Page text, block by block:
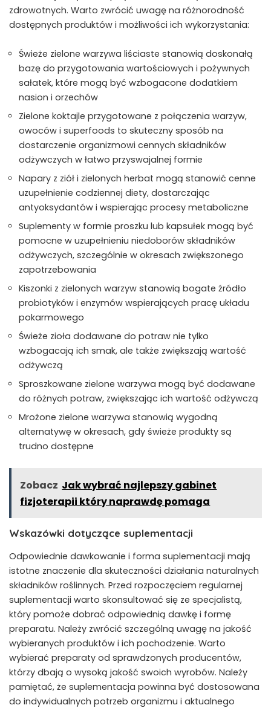
zdrowotnych. Warto zwrócić uwagę na różnorodność
dostępnych produktów i możliwości ich wykorzystania:
Świeże zielone warzywa liściaste stanowią doskonałą
bazę do przygotowania wartościowych i pożywnych
sałatek, które mogą być wzbogacone dodatkiem
nasion i orzechów
Zielone koktajle przygotowane z połączenia warzyw,
owoców i superfoods to skuteczny sposób na
dostarczenie organizmowi cennych składników
odżywczych w łatwo przyswajalnej formie
Napary z ziół i zielonych herbat mogą stanowić cenne
uzupełnienie codziennej diety, dostarczając
antyoksydantów i wspierając procesy metaboliczne
Suplementy w formie proszku lub kapsułek mogą być
pomocne w uzupełnieniu niedoborów składników
odżywczych, szczególnie w okresach zwiększonego
zapotrzebowania
Kiszonki z zielonych warzyw stanowią bogate źródło
probiotyków i enzymów wspierających pracę układu
pokarmowego
Świeże zioła dodawane do potraw nie tylko
wzbogacają ich smak, ale także zwiększają wartość
odżywczą
Sproszkowane zielone warzywa mogą być dodawane
do różnych potraw, zwiększając ich wartość odżywczą
Mrożone zielone warzywa stanowią wygodną
alternatywę w okresach, gdy świeże produkty są
trudno dostępne
Zobacz Jak wybrać najlepszy gabinet
fizjoterapii który naprawdę pomaga
Wskazówki dotyczące suplementacji
Odpowiednie dawkowanie i forma suplementacji mają
istotne znaczenie dla skuteczności działania naturalnych
składników roślinnych. Przed rozpoczęciem regularnej
suplementacji warto skonsultować się ze specjalistą,
który pomoże dobrać odpowiednią dawkę i formę
preparatu. Należy zwrócić szczególną uwagę na jakość
wybieranych produktów i ich pochodzenie. Warto
wybierać preparaty od sprawdzonych producentów,
którzy dbają o wysoką jakość swoich wyrobów. Należy
pamiętać, że suplementacja powinna być dostosowana
do indywidualnych potrzeb organizmu i aktualnego